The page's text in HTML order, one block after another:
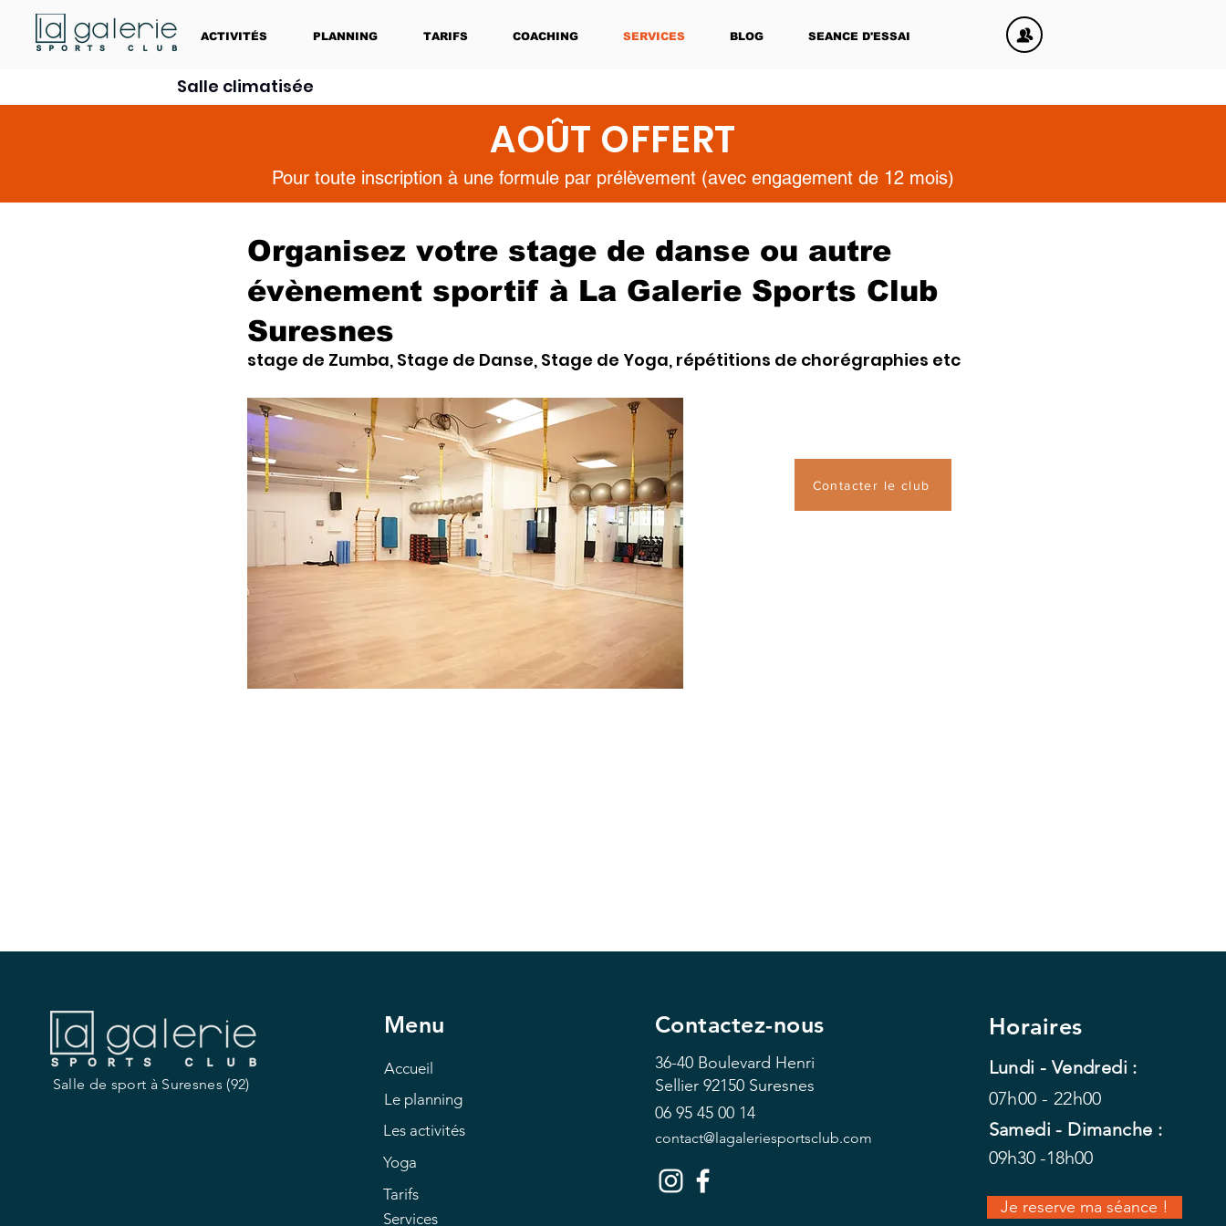
ACTIVITÉS PLANNING TARIFS COACHING SERVICES BLOG SEANCE D'ESSAI
Salle climatisée
AOÛT OFFERT
Pour toute inscription à une formule par prélèvement (avec engagement de 12 mois)
Organisez votre stage de danse ou autre
évènement sportif à La Galerie Sports Club
Suresnes
stage de Zumba, Stage de Danse, Stage de Yoga, répétitions de chorégraphies etc
Contacter le club
Salle de sport à Suresnes (92)
Menu
Accueil
Le planning
Les activités
Yoga
Tarifs
Services
Contactez-nous
36-40 Boulevard Henri
Sellier 92150 Suresnes
06 95 45 00 14
contact@lagaleriesportsclub.com
Horaires
Lundi - Vendredi :
07h00 - 22h00
Samedi - Dimanche :
09h30 -18h00
Je reserve ma séance !